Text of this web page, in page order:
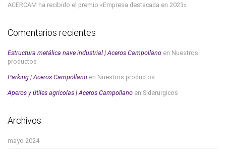
ACERCAM ha recibido el premio «Empresa destacada en 2023»
Comentarios recientes
Estructura metálica nave industrial | Aceros Campollano en Nuestros
productos
Parking | Aceros Campollano en Nuestros productos
Aperos y útiles agricolas | Aceros Campollano en Siderurgicos
Archivos
mayo 2024